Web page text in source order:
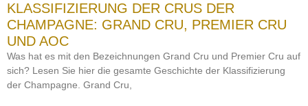
KLASSIFIZIERUNG DER CRUS DER
CHAMPAGNE: GRAND CRU, PREMIER CRU
UND AOC
Was hat es mit den Bezeichnungen Grand Cru und Premier Cru auf
sich? Lesen Sie hier die gesamte Geschichte der Klassifizierung
der Champagne. Grand Cru,